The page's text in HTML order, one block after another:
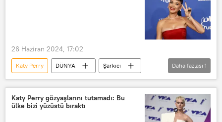
26 Haziran 2024, 17:02
Katy Perry DÜNYA
Şarkıcı
İstanbul
Daha fazlası 1
Katy Perry gözyaşlarını tutamadı: Bu
ülke bizi yüzüstü bıraktı